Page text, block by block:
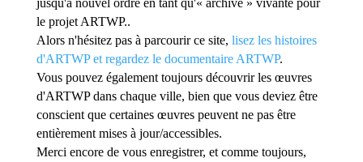
jusqu'à nouvel ordre en tant qu'« archive » vivante pour
le projet ARTWP..
Alors n'hésitez pas à parcourir ce site, lisez les histoires
d'ARTWP et regardez le documentaire ARTWP.
Vous pouvez également toujours découvrir les œuvres
d'ARTWP dans chaque ville, bien que vous deviez être
conscient que certaines œuvres peuvent ne pas être
entièrement mises à jour/accessibles.
Merci encore de vous enregistrer, et comme toujours,